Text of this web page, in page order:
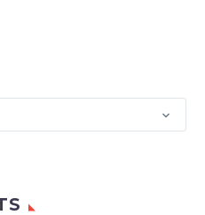
du contrat de
et nos